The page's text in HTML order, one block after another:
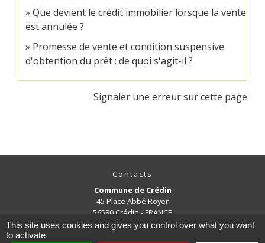
Que devient le crédit immobilier lorsque la vente
est annulée ?
Promesse de vente et condition suspensive
d'obtention du prêt : de quoi s'agit-il ?
Signaler une erreur sur cette page
Contacts
Commune de Crédin
45 Place Abbé Royer
56580 Crédin - FRANCE
+33 2 97 38 97 33
This site uses cookies and gives you control over what you want
to activate